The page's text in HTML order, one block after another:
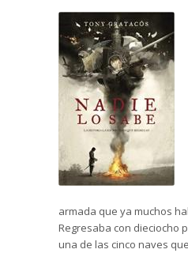
armada que ya muchos
Regresaba con dieciocho
una de las cinco naves